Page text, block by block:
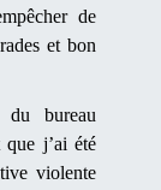
de
et bon
du bureau
que j’ai été
violente